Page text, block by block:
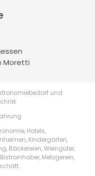
Moretti
und
Hotels,
Kindergärten,
Bäckereien, Weingüter,
Metzgerein,